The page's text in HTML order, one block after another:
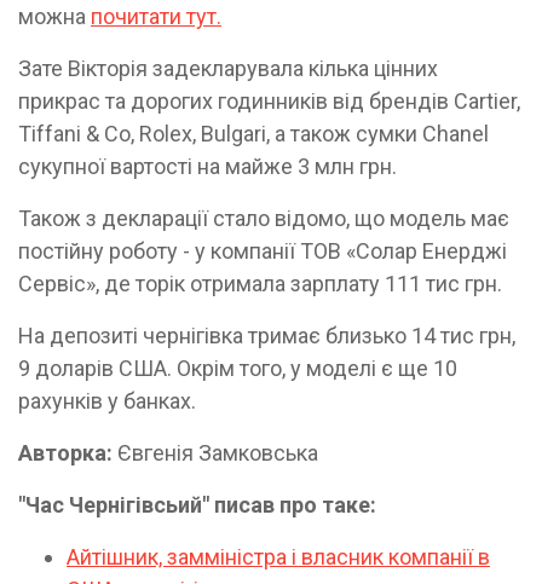
можна почитати тут.
Зате Вікторія задекларувала кілька цінних
прикрас та дорогих годинників від брендів Cartier,
Tiffani & Co, Rolex, Bulgari, а також сумки Chanel
сукупної вартості на майже 3 млн грн.
Також з декларації стало відомо, що модель має
постійну роботу - у компанії ТОВ «Солар Енерджі
Сервіс», де торік отримала зарплату 111 тис грн.
На депозиті чернігівка тримає близько 14 тис грн,
9 доларів США. Окрім того, у моделі є ще 10
рахунків у банках.
Авторка: Євгенія Замковська
"Час Чернігівсьий" писав про таке:
Айтішник, замміністра і власник компанії в